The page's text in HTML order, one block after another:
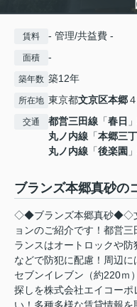
賃料 - 管理/共益費 -
面積 -
築年数 築12年
所在地 東京都文京区本郷
交通 都営三田線 「春日
丸ノ内線 「本郷三
丸ノ内線 「後楽園
ブランズ本郷真砂の
◇◆ブランズ本郷真砂◆◇
ョンのご紹介です！都営
ランスはオートロックや
などで防犯に配慮！周辺に
セブンイレブン（約220ｍ
探しを株式会社エイコー